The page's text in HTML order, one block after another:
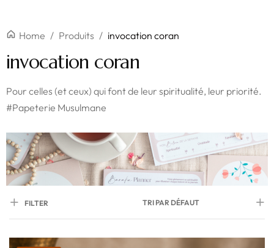
Home / Produits / invocation coran
invocation coran
Pour celles (et ceux) qui font de leur spiritualité, leur priorité.
#Papeterie Musulmane
FILTER TRI PAR DÉFAUT